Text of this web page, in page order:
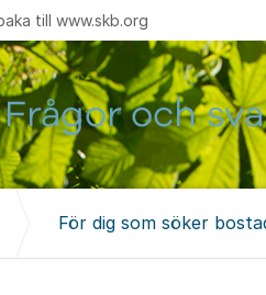
till www.skb.org
För dig som söker